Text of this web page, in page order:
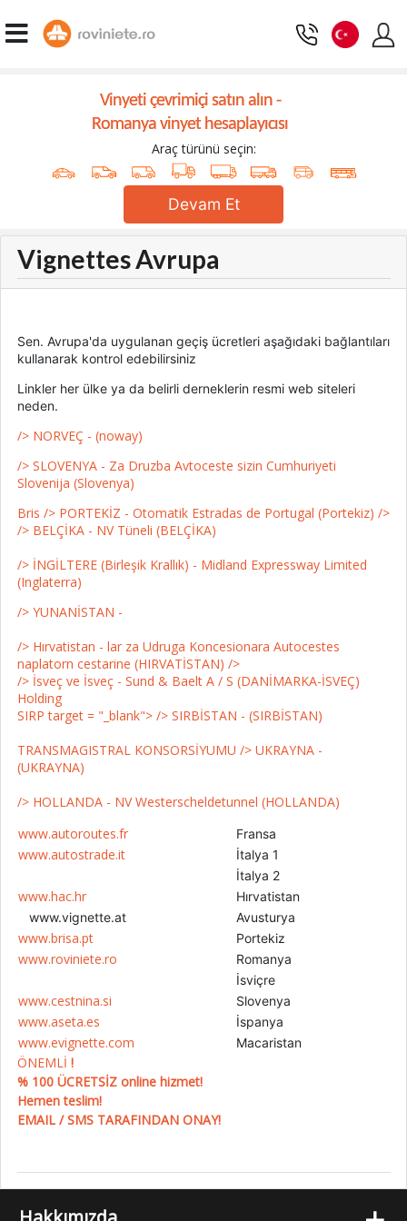
Vinyeti çevrimiçi satın alın -
Romanya vinyet hesaplayıcısı
Araç türünü seçin:
Devam Et
Vignettes Avrupa
Sen. Avrupa'da uygulanan geçiş ücretleri aşağıdaki bağlantıları
kullanarak kontrol edebilirsiniz
Linkler her ülke ya da belirli derneklerin resmi web siteleri
neden.
/> NORVEÇ - (noway)
/> SLOVENYA - Za Druzba Avtoceste sizin Cumhuriyeti
Slovenija (Slovenya)
Bris /> PORTEKİZ - Otomatik Estradas de Portugal (Portekiz) />
/> BELÇİKA - NV Tüneli (BELÇİKA)
/> İNGİLTERE (Birleşik Krallık) - Midland Expressway Limited
(Inglaterra)
/> YUNANİSTAN -
/> Hırvatistan - lar za Udruga Koncesionara Autocestes
naplatorn cestarine (HIRVATİSTAN) />
/> İsveç ve İsveç - Sund & Baelt A / S (DANİMARKA-İSVEÇ)
Holding
SIRP target = "_blank"> /> SIRBİSTAN - (SIRBİSTAN)
TRANSMAGISTRAL KONSORSİYUMU /> UKRAYNA -
(UKRAYNA)
/> HOLLANDA - NV Westerscheldetunnel (HOLLANDA)
www.autoroutes.fr
Fransa
www.autostrade.it
İtalya 1
İtalya 2
www.hac.hr
Hırvatistan
www.vignette.at
Avusturya
www.brisa.pt Portekiz
www.roviniete.ro
Romanya
İsviçre
www.cestnina.si Slovenya
www.aseta.es İspanya
www.evignette.com Macaristan
ÖNEMLİ !
% 100 ÜCRETSİZ online hizmet!
Hemen teslim!
EMAIL / SMS TARAFINDAN ONAY!